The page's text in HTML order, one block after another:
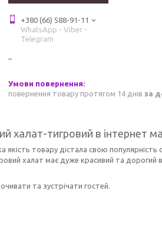
+380 (66) 588-91-11
WhatsApp - Viber -
Telegram
повернення товару протягом 14 днів за
халат-тигровий в інтернет
товару дістала свою популярність
халат має дуже красивий та дорогий
та зустрічати гостей.